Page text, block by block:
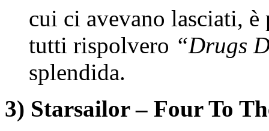
cui ci avevano lasciati,
tutti rispolvero “Drugs
splendida.
3) Starsailor – Four To